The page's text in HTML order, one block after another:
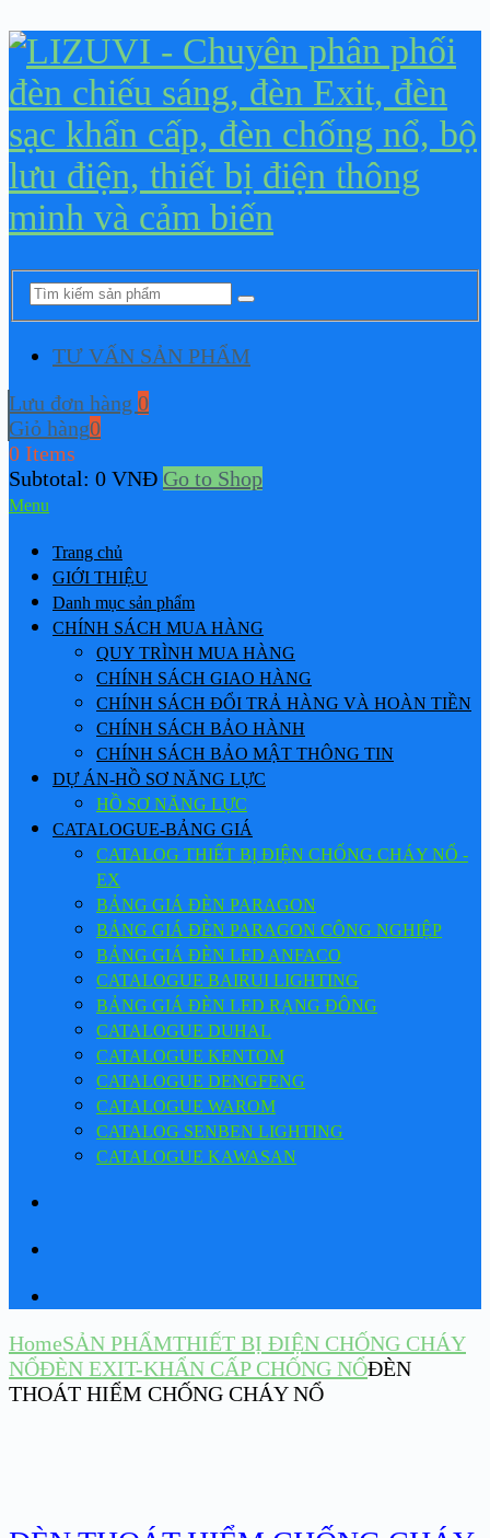
TƯ VẤN SẢN PHẨM
Lưu đơn hàng 0
Giỏ hàng0
0 Items
Subtotal: 0 VNĐ Go to Shop
Menu
Trang chủ
GIỚI THIỆU
Danh mục sản phẩm
CHÍNH SÁCH MUA HÀNG
QUY TRÌNH MUA HÀNG
CHÍNH SÁCH GIAO HÀNG
CHÍNH SÁCH ĐỔI TRẢ HÀNG VÀ HOÀN TIỀN
CHÍNH SÁCH BẢO HÀNH
CHÍNH SÁCH BẢO MẬT THÔNG TIN
DỰ ÁN-HỒ SƠ NĂNG LỰC
HỒ SƠ NĂNG LỰC
CATALOGUE-BẢNG GIÁ
CATALOG THIẾT BỊ ĐIỆN CHỐNG CHÁY NỔ -
EX
BẢNG GIÁ ĐÈN PARAGON
BẢNG GIÁ ĐÈN PARAGON CÔNG NGHIỆP
BẢNG GIÁ ĐÈN LED ANFACO
CATALOGUE BAIRUI LIGHTING
BẢNG GIÁ ĐÈN LED RẠNG ĐÔNG
CATALOGUE DUHAL
CATALOGUE KENTOM
CATALOGUE DENGFENG
CATALOGUE WAROM
CATALOG SENBEN LIGHTING
CATALOGUE KAWASAN
HomeSẢN PHẨMTHIẾT BỊ ĐIỆN CHỐNG CHÁY
NỔĐÈN EXIT-KHẨN CẤP CHỐNG NỔĐÈN
THOÁT HIỂM CHỐNG CHÁY NỔ